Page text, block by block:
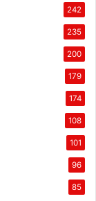
242
235
200
179
174
108
101
96
85